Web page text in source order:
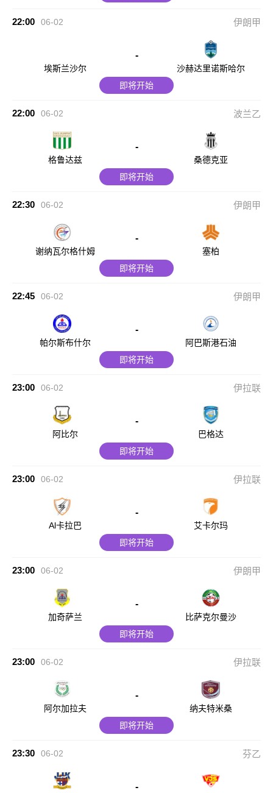
22:00 06-02 伊朗甲
埃斯兰沙尔
-
沙赫达里诺斯哈尔
即将开始
22:00 06-02 波兰乙
格鲁达兹
-
桑德克亚
即将开始
22:30 06-02 伊朗甲
谢纳瓦尔格什姆
-
塞柏
即将开始
22:45 06-02 伊朗甲
帕尔斯布什尔
-
阿巴斯港石油
即将开始
23:00 06-02 伊拉联
阿比尔
-
巴格达
即将开始
23:00 06-02 伊拉联
Al卡拉巴
-
艾卡尔玛
即将开始
23:00 06-02 伊朗甲
加奇萨兰
-
比萨克尔曼沙
即将开始
23:00 06-02 伊拉联
阿尔加拉夫
-
纳夫特米桑
即将开始
23:30 06-02 芬乙
-